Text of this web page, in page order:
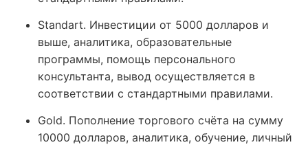
Standart. Инвестиции от 5000 долларов и
выше, аналитика, образовательные
программы, помощь персонального
консультанта, вывод осуществляется в
соответствии с стандартными правилами.
Gold. Пополнение торгового счёта на сумму
10000 долларов, аналитика, обучение, личный